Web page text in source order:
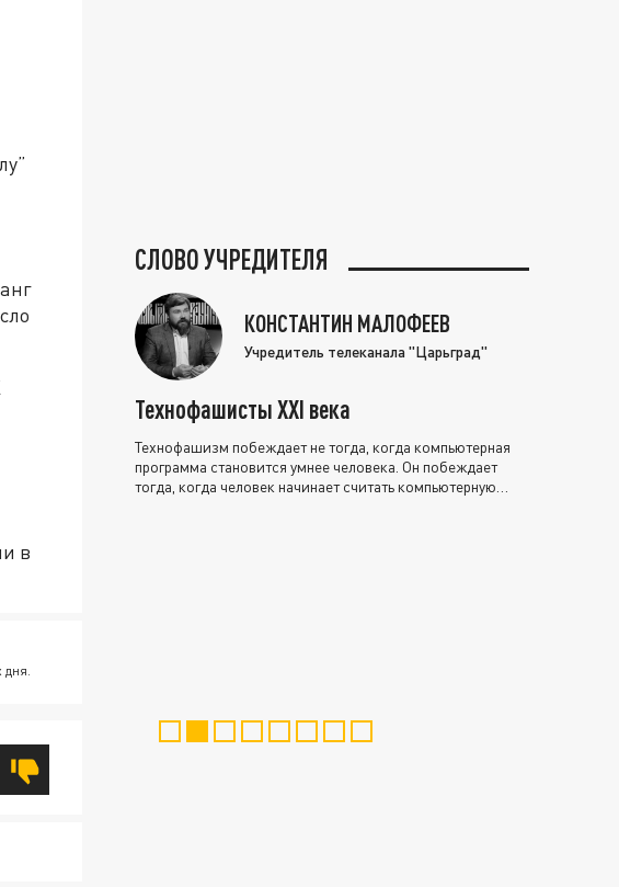
в
дня.
СЛОВО УЧРЕДИТЕЛЯ
КОНСТАНТИН МАЛОФЕЕВ
Учредитель телеканала "Царьград"
Технофашисты XXI века
Технофашизм побеждает не тогда, когда компьютерная
программа становится умнее человека. Он побеждает
тогда, когда человек начинает считать компьютерную